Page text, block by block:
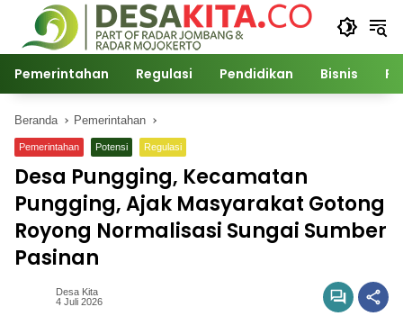
Langsung
konten
Pemerintahan Regulasi Pendidikan Bisnis
Beranda Pemerintahan
Pemerintahan Potensi Regulasi
Desa Pungging, Kecamatan
Pungging, Ajak Masyarakat Gotong
Royong Normalisasi Sungai Sumber
Pasinan
Desa Kita
4 Juli 2026